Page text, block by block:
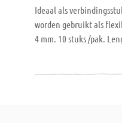
Ideaal als
worden gebruikt als
4 mm. 10 stuks /pak.